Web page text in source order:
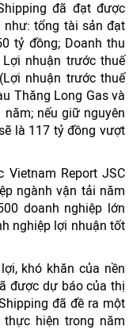
đã đạt được
như: tổng tài sản đạt
tỷ đồng; Doanh thu
nhuận trước thuế
nhuận trước thuế
Thăng Long Gas và
nếu giữ nguyên
là 117 tỷ đồng vượt
Vietnam Report JSC
ngành vận tải năm
doanh nghiệp lớn
nghiệp lợi nhuận tốt
khó khăn của nền
được dự báo của thị
đã đề ra một
hiện trong năm